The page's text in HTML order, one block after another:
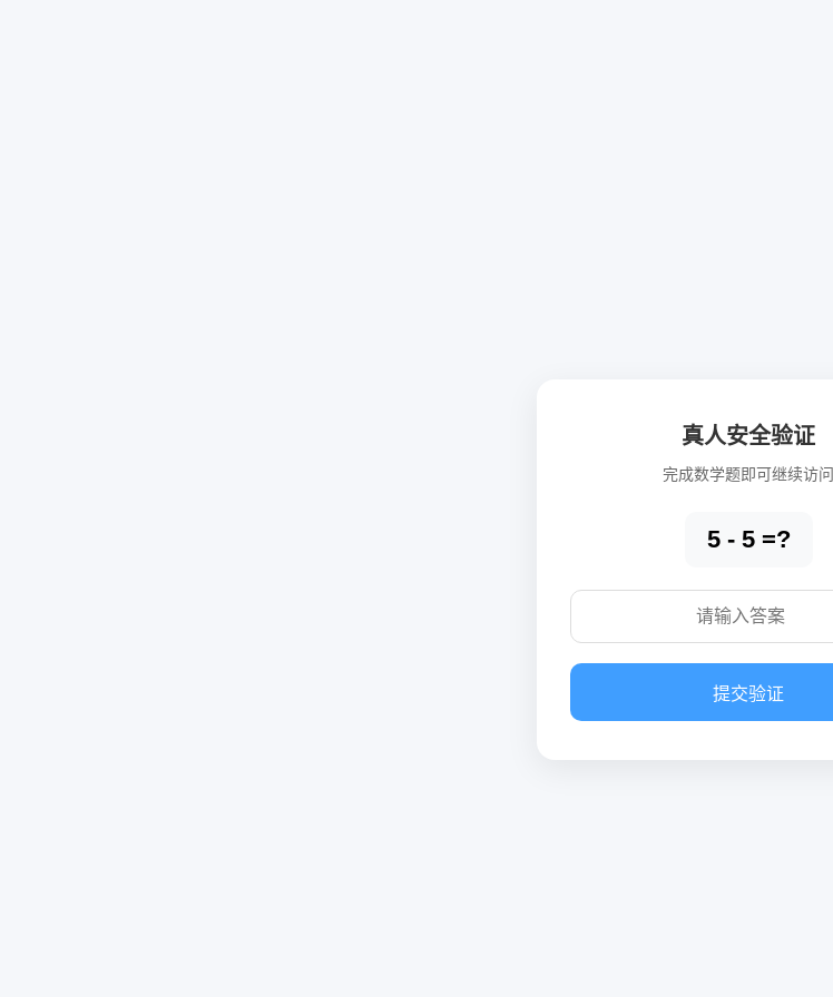
真人安全验证
完成数学题即可继续访问
5 - 5 =?
提交验证